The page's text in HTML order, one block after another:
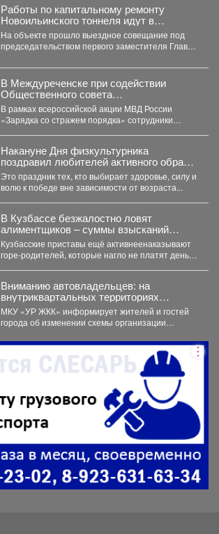
Работы по капитальному ремонту
Новоильинского тоннеля идут в
соответствии с графиком
На объекте прошло выездное совещание под
председательством первого заместителя Главы
В Междуреченске при содействии
Общественного совета
полицейские провели утреннюю зарядку
для детей из лагеря дневного
пребывания
В рамках всероссийской акции МВД России
«Зарядка со стражем порядка» сотрудники
Накануне Дня физкультурника
поздравил любителей активного образа
жизни!
Это праздник тех, кто выбирает здоровье, силу и
волю к победе вне зависимости от возраста...
В Кузбассе безжалостно ловят
алиментщиков – суммы взысканий
невероятно растут
Кузбасские приставы ещё активнеенаказывают
горе-родителей, которые нагло не платят деньги
Вниманию автовладельцев: на
внутриквартальных территориях
Междуреченского муниципального
округа вводятся ограничения стоянки.
МКУ «УР ЖКК» информирует жителей и гостей
города об изменении схемы организации